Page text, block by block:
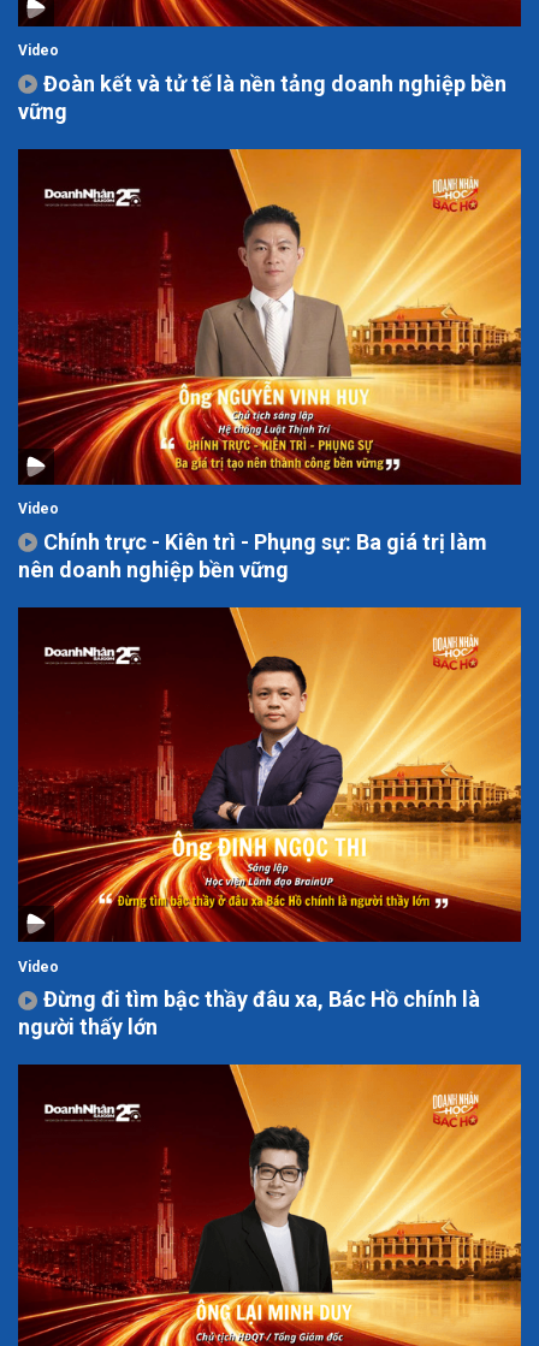
Video
Đoàn kết và tử tế là nền tảng doanh nghiệp bền
vững
Video
Chính trực - Kiên trì - Phụng sự: Ba giá trị làm
nên doanh nghiệp bền vững
Video
Đừng đi tìm bậc thầy đâu xa, Bác Hồ chính là
người thấy lớn